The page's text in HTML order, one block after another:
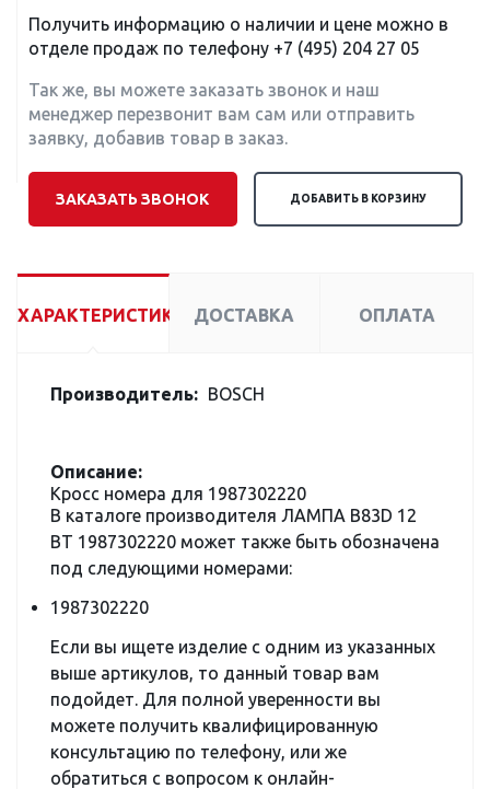
Получить информацию о наличии и цене можно в
отделе продаж по телефону +7 (495) 204 27 05
Так же, вы можете заказать звонок и наш
менеджер перезвонит вам сам или отправить
заявку, добавив товар в заказ.
ЗАКАЗАТЬ ЗВОНОК ДОБАВИТЬ В КОРЗИНУ
ХАРАКТЕРИСТИКИ ДОСТАВКА ОПЛАТА
Производитель: BOSCH
Описание:
Кросс номера для 1987302220
В каталоге производителя ЛАМПА B83D 12
ВТ 1987302220 может также быть обозначена
под следующими номерами:
1987302220
Если вы ищете изделие с одним из указанных
выше артикулов, то данный товар вам
подойдет. Для полной уверенности вы
можете получить квалифицированную
консультацию по телефону, или же
обратиться с вопросом к онлайн-